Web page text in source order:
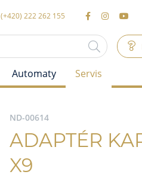
(+420) 222 262 155
ND-00614
ADAPTÉR
X9
Automaty Servis